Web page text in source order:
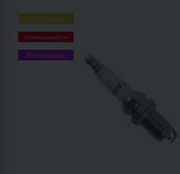
Популярный
Заканчивается
Рекомендуем